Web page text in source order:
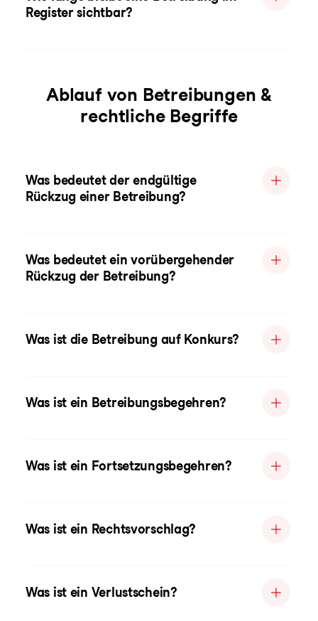
Register sichtbar?
Ablauf von Betreibungen &
rechtliche Begriffe
Was bedeutet der endgültige
Rückzug einer Betreibung?
Was bedeutet ein vorübergehender
Rückzug der Betreibung?
Was ist die Betreibung auf Konkurs?
Was ist ein Betreibungsbegehren?
Was ist ein Fortsetzungsbegehren?
Was ist ein Rechtsvorschlag?
Was ist ein Verlustschein?